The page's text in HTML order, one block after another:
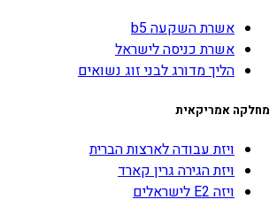
אשרת השקעה b5
אשרת כניסה לישראל
הליך מדורג לבני זוג נשואים
מחלקה אמריקאית
ויזת עבודה לארצות הברית
ויזת הגירה גרין קארד
ויזה E2 לישראלים